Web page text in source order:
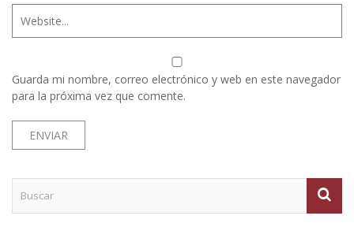
Guarda mi nombre, correo electrónico y web en este navegador
para la próxima vez que comente.